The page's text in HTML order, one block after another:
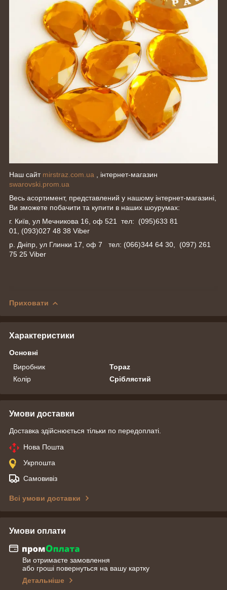
Наш сайт mirstraz.com.ua , інтернет-магазин
swarovski.prom.ua
Весь асортимент, представлений у нашому інтернет-магазині,
Ви зможете побачити та купити в наших шоурумах:
г. Київ, ул Мечникова 16, оф 521 тел: (095)633 81
01, (093)027 48 38 Viber
р. Дніпр, ул Глинки 17, оф 7 тел: (066)344 64 30, (097) 261
75 25 Viber
Приховати
Характеристики
Основні
Виробник
Topaz
Колір
Сріблястий
Умови доставки
Доставка здійснюється тільки по передоплаті.
Нова Пошта
Укрпошта
Самовивіз
Всі умови доставки
Умови оплати
Ви отримаєте замовлення
або гроші повернуться на вашу картку
Детальніше